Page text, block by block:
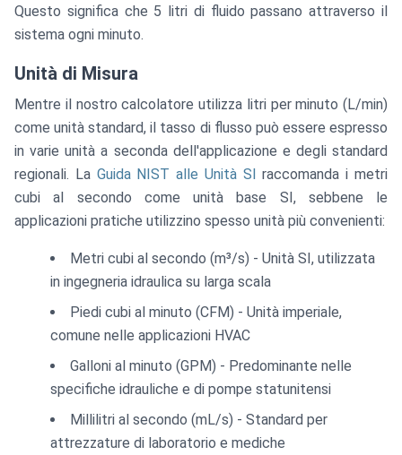
\text{
L}}{4
min}}
= 5
L/min}
Questo significa che 5 litri di fluido passano attraverso il
sistema ogni minuto.
Unità di Misura
Mentre il nostro calcolatore utilizza litri per minuto (L/min)
come unità standard, il tasso di flusso può essere espresso
in varie unità a seconda dell'applicazione e degli standard
regionali. La Guida NIST alle Unità SI raccomanda i metri
cubi al secondo come unità base SI, sebbene le
applicazioni pratiche utilizzino spesso unità più convenienti:
Metri cubi al secondo (m³/s) - Unità SI, utilizzata
in ingegneria idraulica su larga scala
Piedi cubi al minuto (CFM) - Unità imperiale,
comune nelle applicazioni HVAC
Galloni al minuto (GPM) - Predominante nelle
specifiche idrauliche e di pompe statunitensi
Millilitri al secondo (mL/s) - Standard per
attrezzature di laboratorio e mediche